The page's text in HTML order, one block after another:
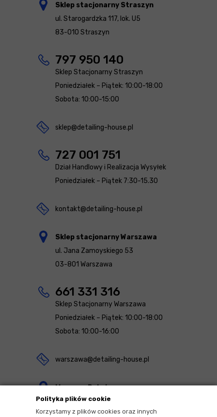
Polityka plików cookie
Korzystamy z plików cookies oraz innych
Sklep stacjonarny Straszyn
ul. Starogardzka 117, lok. U5
83-010 Straszyn
797 950 140
Sklep Stacjonarny Straszyn
Poniedziałek – Piątek: 10:00-18:00
Sobota: 10:00-15:00
sklep@detailing-house.pl
727 001 751
Dział Handlowy i Realizacja Wysyłek
Poniedziałek – Piątek 7:30-15.30
kontakt@detailing-house.pl
Sklep stacjonarny Warszawa
ul. Jana Zamoyskiego 53
03-801 Warszawa
661 331 316
Sklep Stacjonarny Warszawa
Poniedziałek – Piątek: 10:00-18:00
Sobota: 10:00-16:00
warszawa@detailing-house.pl
Magazyn Rekcin
Nomos Sp. z o.o. sp.k.
ul. Agrestowa 1